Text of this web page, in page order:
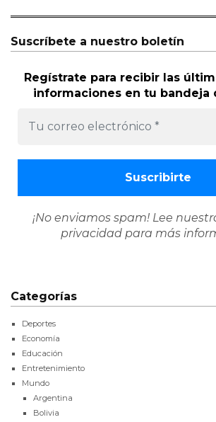
Suscríbete a nuestro boletín
Regístrate para recibir las
informaciones en tu bandeja
¡No enviamos spam! Lee
privacidad para más
Categorías
Deportes
Economía
Educación
Entretenimiento
Mundo
Argentina
Bolivia